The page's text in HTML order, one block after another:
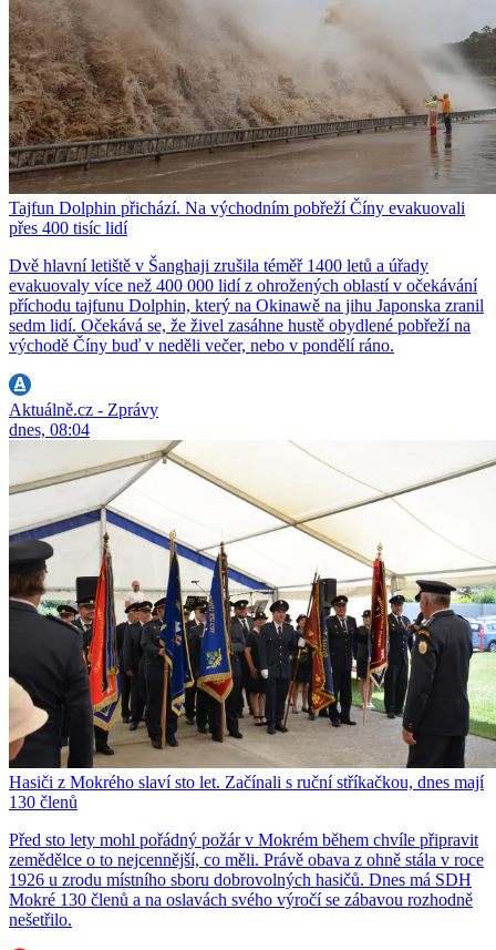
Tajfun Dolphin přichází. Na východním pobřeží Číny evakuovali
přes 400 tisíc lidí
Dvě hlavní letiště v Šanghaji zrušila téměř 1400 letů a úřady
evakuovaly více než 400 000 lidí z ohrožených oblastí v očekávání
příchodu tajfunu Dolphin, který na Okinawě na jihu Japonska zranil
sedm lidí. Očekává se, že živel zasáhne hustě obydlené pobřeží na
východě Číny buď v neděli večer, nebo v pondělí ráno.
Aktuálně.cz - Zprávy
dnes, 08:04
Hasiči z Mokrého slaví sto let. Začínali s ruční stříkačkou, dnes mají
130 členů
Před sto lety mohl pořádný požár v Mokrém během chvíle připravit
zemědělce o to nejcennější, co měli. Právě obava z ohně stála v roce
1926 u zrodu místního sboru dobrovolných hasičů. Dnes má SDH
Mokré 130 členů a na oslavách svého výročí se zábavou rozhodně
nešetřilo.